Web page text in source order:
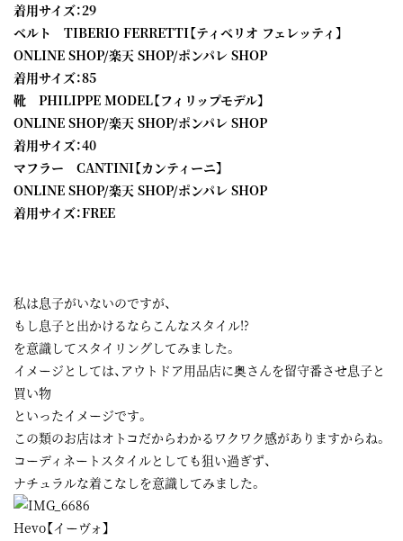
着用サイズ：29
ベルト TIBERIO FERRETTI【ティベリオ フェレッティ】
ONLINE SHOP/楽天 SHOP/ポンパレ SHOP
着用サイズ：85
靴 PHILIPPE MODEL【フィリップモデル】
ONLINE SHOP/楽天 SHOP/ポンパレ SHOP
着用サイズ：40
マフラー CANTINI【カンティーニ】
ONLINE SHOP/楽天 SHOP/ポンパレ SHOP
着用サイズ：FREE
私は息子がいないのですが、
もし息子と出かけるならこんなスタイル!?
を意識してスタイリングしてみました。
イメージとしては、アウトドア用品店に奥さんを留守番させ息子と
買い物
といったイメージです。
この類のお店はオトコだからわかるワクワク感がありますからね。
コーディネートスタイルとしても狙い過ぎず、
ナチュラルな着こなしを意識してみました。
Hevo【イーヴォ】